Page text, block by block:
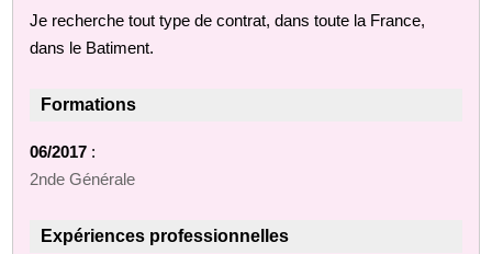
Je recherche tout type de contrat, dans toute la France,
dans le Batiment.
Formations
06/2017 :
2nde Générale
Expériences professionnelles